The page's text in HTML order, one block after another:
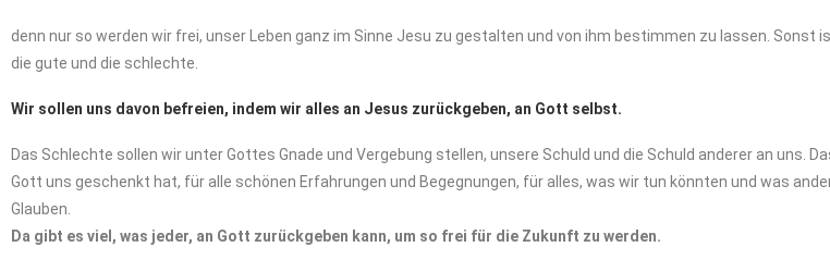
denn nur so werden wir frei, unser Leben ganz im Sinne Jesu zu gestalten und von ihm bestimmen zu lassen.
die gute und die schlechte.
Wir sollen uns davon befreien, indem wir alles an Jesus zurückgeben, an Gott selbst.
Das Schlechte sollen wir unter Gottes Gnade und Vergebung stellen, unsere Schuld und die Schuld anderer an uns.
Gott uns geschenkt hat, für alle schönen Erfahrungen und Begegnungen, für alles, was wir tun könnten und was
Glauben.
Da gibt es viel, was jeder, an Gott zurückgeben kann, um so frei für die Zukunft zu werden.